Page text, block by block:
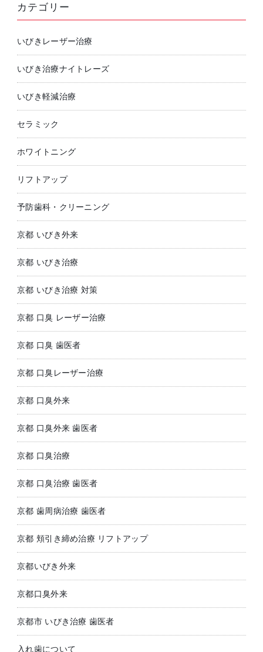
カテゴリー
いびきレーザー治療
いびき治療ナイトレーズ
いびき軽減治療
セラミック
ホワイトニング
リフトアップ
予防歯科・クリーニング
京都 いびき外来
京都 いびき治療
京都 いびき治療 対策
京都 口臭 レーザー治療
京都 口臭 歯医者
京都 口臭レーザー治療
京都 口臭外来
京都 口臭外来 歯医者
京都 口臭治療
京都 口臭治療 歯医者
京都 歯周病治療 歯医者
京都 頬引き締め治療 リフトアップ
京都いびき外来
京都口臭外来
京都市 いびき治療 歯医者
入れ歯について